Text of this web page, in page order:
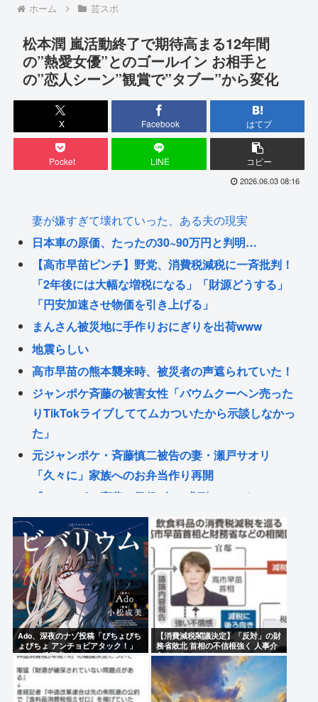
ホーム 芸スポ
松本潤 嵐活動終了で期待高まる12年間
の”熱愛女優”とのゴールイン お相手と
の”恋人シーン”観賞で”タブー”から変化
X Facebook はてブ
Pocket LINE コピー
2026.06.03 08:16
妻が嫌すぎて壊れていった、ある夫の現実
日本車の原価、たったの30~90万円と判明…
【高市早苗ピンチ】野党、消費税減税に一斉批判！
「2年後には大幅な増税になる」「財源どうする」
「円安加速させ物価を引き上げる」
まんさん被災地に手作りおにぎりを出荷www
地震らしい
高市早苗の熊本襲来時、被災者の声遮られていた！
ジャンポケ斉藤の被害女性「バウムクーヘン売った
りTikTokライブしててムカついたから示談しなかっ
た」
元ジャンポケ・斉藤慎二被告の妻・瀬戸サオリ
「久々に」家族へのお弁当作り再開
『ジャンポケ斉藤、懲役7年の求刑』👈これwww
ジャンポケ斉藤慎二の妻・瀬戸サオリ、小1の息子の
ためにお弁当をつくる🍱誰もが憧れるセレブ芸能一
家🤗
フジテレビ「台湾軍がアメリカから購入した新型主
力戦車エイブラムスを使って訓練してます！」 一方
ロシアでは…
Powered by livedoor 相互RSS
Ado、深夜のナゾ投稿「びちょびち
ょびちょ アンチョビアタック！」
SNSに反響広がる
【消費減税閣議決定】「反対」の財
務省敗北 首相の不信根強く 人事介
入をちらつかされ…